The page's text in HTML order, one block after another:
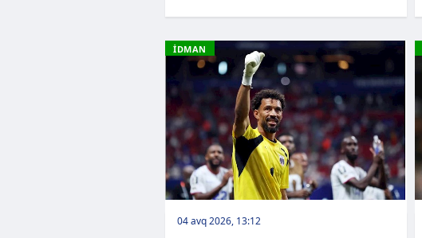
İDMAN
04 avq 2026, 13:12